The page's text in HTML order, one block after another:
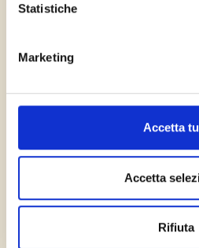
Statistiche
Marketing
Accetta
Accetta
Rifiuta
Il lavoro professionale e la conoscenza
Fulmine Group con le business unit –
Servizio DOC